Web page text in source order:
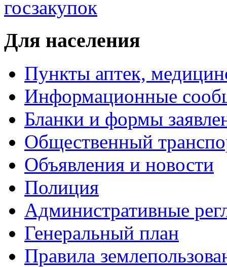
Для населения
Пункты аптек,
Информационные
Бланки и формы
Общественный
Объявления и новости
Полиция
Административные
Генеральный план
Правила